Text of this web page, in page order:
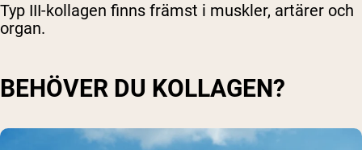
Typ III-kollagen finns främst i muskler, artärer och
organ.
BEHÖVER DU KOLLAGEN?